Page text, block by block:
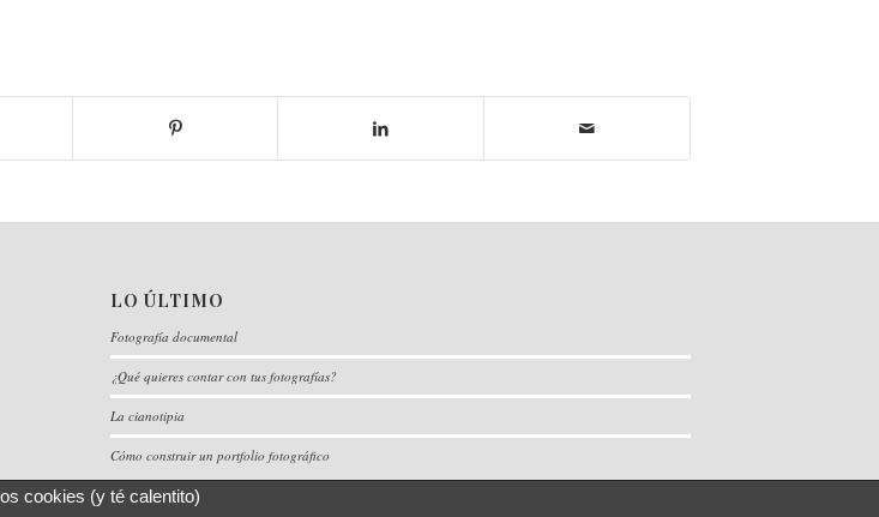
LO ÚLTIMO
Fotografía documental
¿Qué quieres contar con tus fotografías?
La cianotipia
Cómo construir un portfolio fotográfico
cookies (y té calentito)